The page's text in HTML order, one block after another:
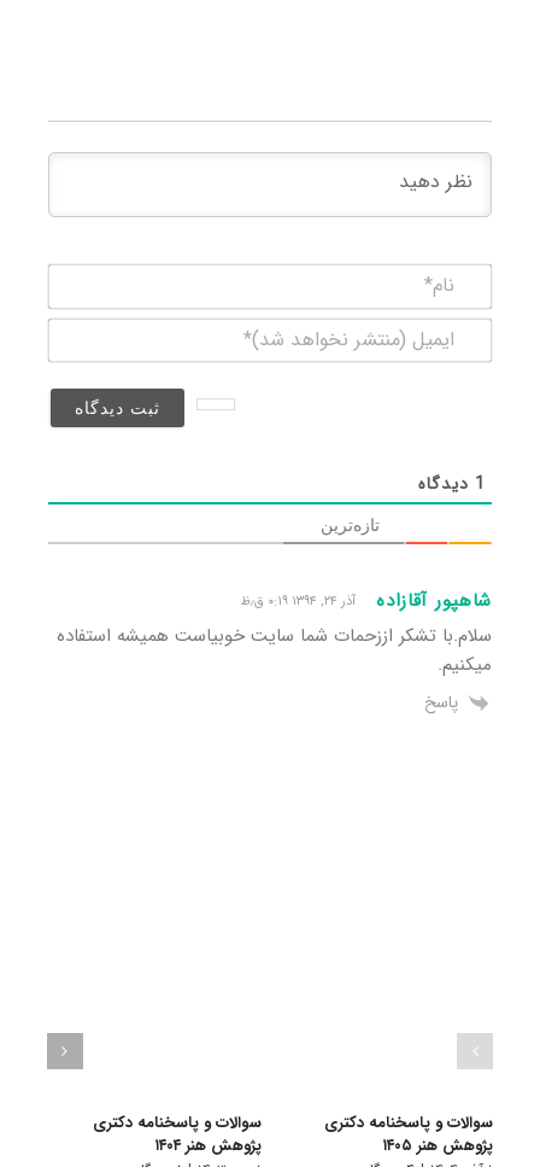
(منتشر
1 دیدگاه
تازه‌ترین
شاهپور آقازاده آذر ۲۴, ۱۳۹۴ ۰:۱۹ ق٫ظ
سلام.با تشکر اززحمات شما سایت خوبیاست همیشه استفاده
میکنیم.
پاسخ
سوالات و پاسخنامه دکتری
پژوهش هنر ۱۴۰۵
سوالات و پاسخنامه دکتری
پژوهش هنر ۱۴۰۴